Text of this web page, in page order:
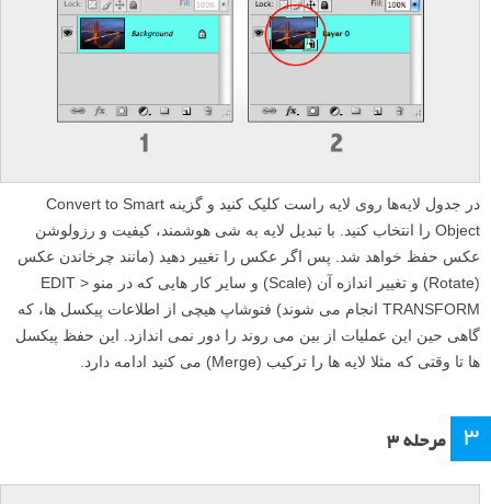
در جدول لایه‌ها روی لایه راست کلیک کنید و گزینه Convert to Smart
Object را انتخاب کنید. با تبدیل لایه به شی هوشمند، کیفیت و رزولوشن
عکس حفظ خواهد شد. پس اگر عکس را تغییر دهید (مانند چرخاندن عکس
(Rotate) و تغییر اندازه آن (Scale) و سایر کار هایی که در منو EDIT >
TRANSFORM انجام می شوند) فتوشاپ هیچی از اطلاعات پیکسل ها، که
گاهی حین این عملیات از بین می روند را دور نمی اندازد. این حفظ پیکسل
ها تا وقتی که مثلا لایه ها را ترکیب (Merge) می کنید ادامه دارد.
۳ مرحله ۳